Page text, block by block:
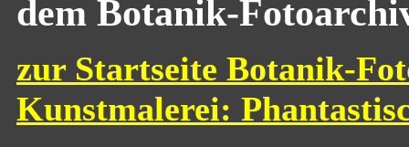
dem Botanik-
zur Startseite Botanik-
Kunstmalerei: